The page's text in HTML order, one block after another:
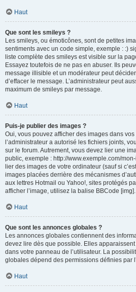
Haut
Que sont les smileys ?
Les smileys, ou émoticônes, sont de petites
sentiments avec un code simple, exemple : :)
liste complète des smileys est visible sur la
Essayez toutefois de ne pas en abuser. Ils
message illisible et un modérateur peut
d’effacer le message. L’administrateur peut
maximum de smileys par message.
Haut
Puis-je publier des images ?
Oui, vous pouvez afficher des images dans
l’administrateur a autorisé les fichiers joints,
sur le forum. Autrement, vous devez lier une
public, exemple : http://www.exemple.com/
lier des images de votre ordinateur (sauf si
images placées derrière des mécanismes
aux lettres Hotmail ou Yahoo!, sites protégés
afficher l’image, utilisez la balise BBCode [img].
Haut
Que sont les annonces globales ?
Les annonces globales contiennent des
devez lire dès que possible. Elles
dans votre panneau de l’utilisateur. La
globales dépend des permissions définies par
Haut